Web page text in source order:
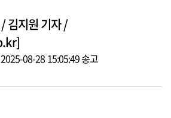
김지원 기자 /
08-28 15:05:49 송고